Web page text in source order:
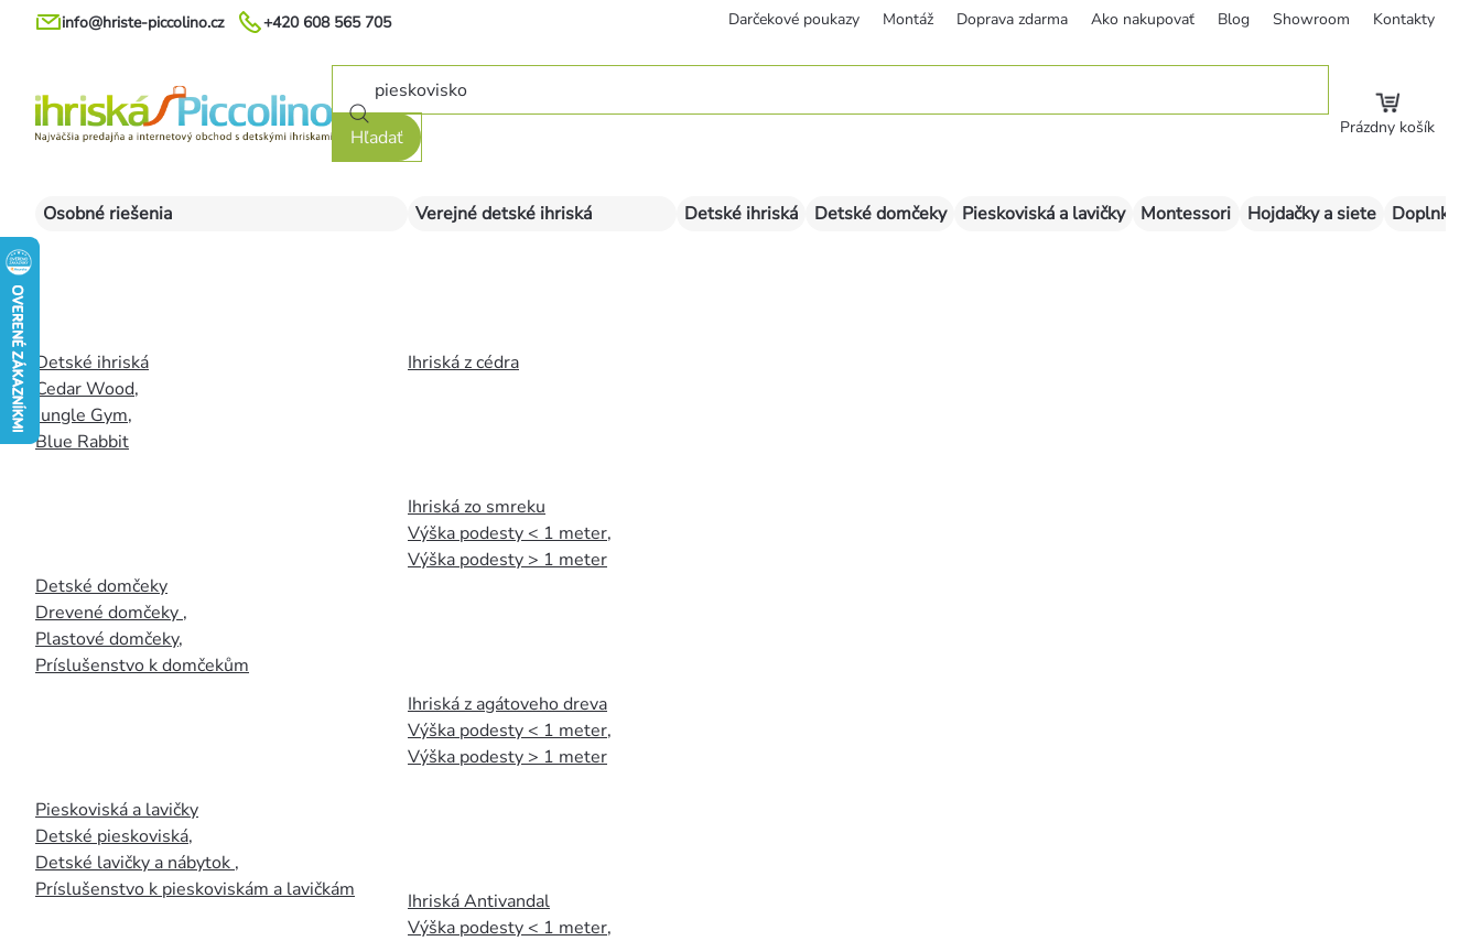
Prejsť
+420 608 565 705
info@hriste-piccolino.cz Darčekové poukazy Montáž Doprava zdarma Ako nakupovať Blog Showroom Kontakty
Hľadať Prázdny košík
Osobné riešenia
Detské ihriská
Cedar Wood,
Jungle Gym,
Blue Rabbit
Detské domčeky
Drevené domčeky ,
Plastové domčeky,
Príslušenstvo k domčekům
Pieskoviská a lavičky
Detské pieskoviská,
Detské lavičky a nábytok ,
Príslušenstvo k pieskoviskám a lavičkám
Verejné detské ihriská
Ihriská z cédra
Ihriská zo smreku
Výška podesty < 1 meter,
Výška podesty > 1 meter
Ihriská z agátoveho dreva
Výška podesty < 1 meter,
Výška podesty > 1 meter
Ihriská Antivandal
Výška podesty < 1 meter,
Detské ihriská Detské domčeky Pieskoviská a lavičky Montessori Hojdačky a siete Doplnky